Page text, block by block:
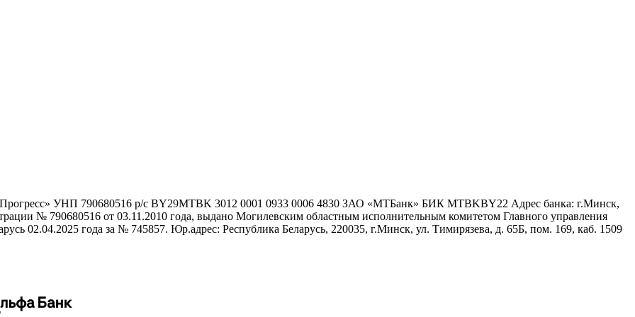
УНП 790680516 р/с BY29MTBK 3012 0001 0933 0006 4830 ЗАО «МТБанк» БИК MTBKBY22 Адрес банка: г.Минск,
№ 790680516 от 03.11.2010 года, выдано Могилевским областным исполнительным комитетом Главного управления
02.04.2025 года за № 745857. Юр.адрес: Республика Беларусь, 220035, г.Минск, ул. Тимирязева, д. 65Б, пом. 169, каб. 1509